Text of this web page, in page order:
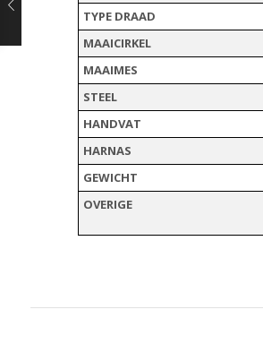
TYPE DRAAD
MAAICIRKEL
MAAIMES
STEEL
HANDVAT
HARNAS
GEWICHT
OVERIGE